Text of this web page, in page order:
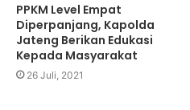
PPKM Level Empat
Diperpanjang, Kapolda
Jateng Berikan Edukasi
Kepada Masyarakat
26 Juli, 2021